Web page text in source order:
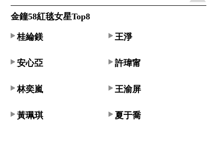
金鐘58紅毯女星Top8
桂綸鎂 王淨
安心亞 許瑋甯
林奕嵐 王渝屏
黃珮琪 夏于喬